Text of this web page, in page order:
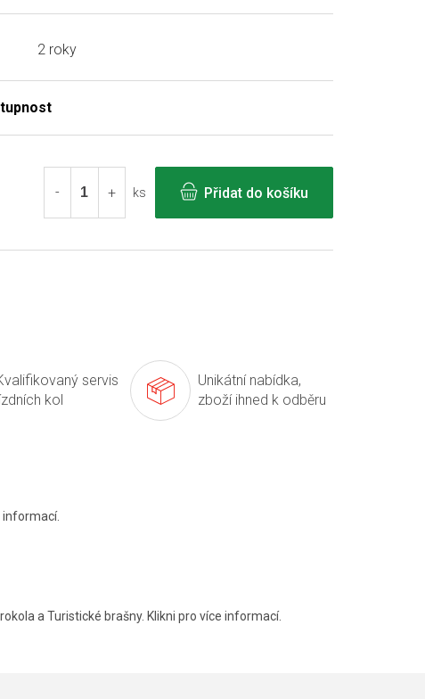
2 roky
ks Přidat do košíku
servis
kol
Unikátní nabídka,
zboží ihned k odběru
informací.
a Turistické brašny. Klikni pro více informací.